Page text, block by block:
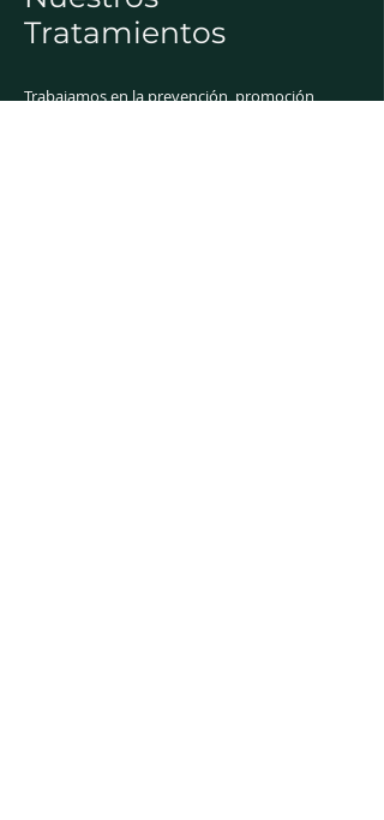
Tratamientos
Trabajamos en la prevención, promoción,